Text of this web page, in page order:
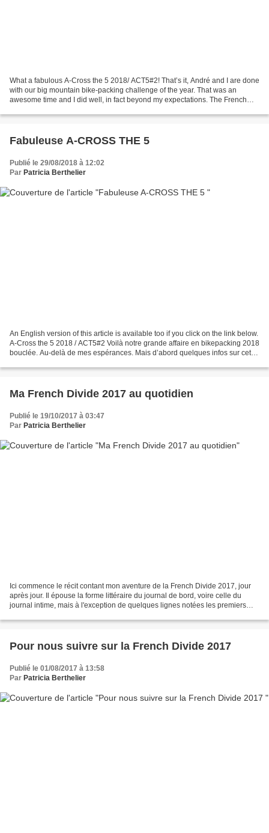
What a fabulous A-Cross the 5 2018/ ACT5#2! That’s it, André and I are done
with our big mountain bike-packing challenge of the year. That was an
awesome time and I did well, in fact beyond my expectations. The French
Fabuleuse A-CROSS THE 5
Publié le 29/08/2018 à 12:02
Par Patricia Berthelier
An English version of this article is available too if you click on the link below.
A-Cross the 5 2018 / ACT5#2 Voilà notre grande affaire en bikepacking 2018
bouclée. Au-delà de mes espérances. Mais d’abord quelques infos sur cette
Ma French Divide 2017 au quotidien
Publié le 19/10/2017 à 03:47
Par Patricia Berthelier
Ici commence le récit contant mon aventure de la French Divide 2017, jour
après jour. Il épouse la forme littéraire du journal de bord, voire celle du
journal intime, mais à l'exception de quelques lignes notées les premiers
Pour nous suivre sur la French Divide 2017
Publié le 01/08/2017 à 13:58
Par Patricia Berthelier